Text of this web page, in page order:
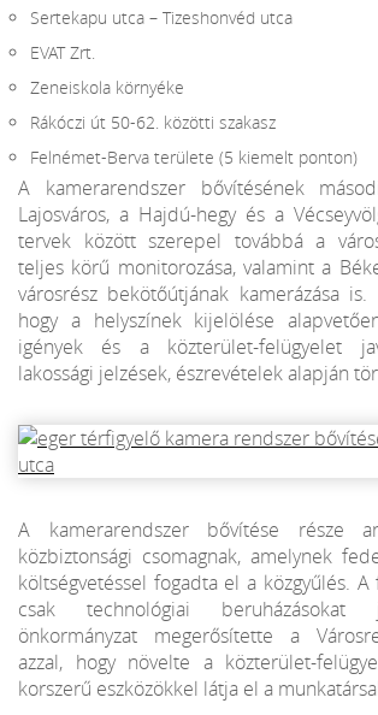
Sertekapu utca – Tizeshonvéd utca
EVAT Zrt.
Zeneiskola környéke
Rákóczi út 50-62. közötti szakasz
Felnémet-Berva területe (5 kiemelt ponton)
A kamerarendszer bővítésének
Lajosváros, a Hajdú-hegy és a
tervek között szerepel továbbá a
teljes körű monitorozása, valamint a
városrész bekötőútjának kamerázása
hogy a helyszínek kijelölése
igények és a közterület-felügyelet
lakossági jelzések, észrevételek alapján
A kamerarendszer bővítése része
közbiztonsági csomagnak, amelynek
költségvetéssel fogadta el a közgyűlés.
csak technológiai beruházásokat
önkormányzat megerősítette a
azzal, hogy növelte a közterület-
korszerű eszközökkel látja el a